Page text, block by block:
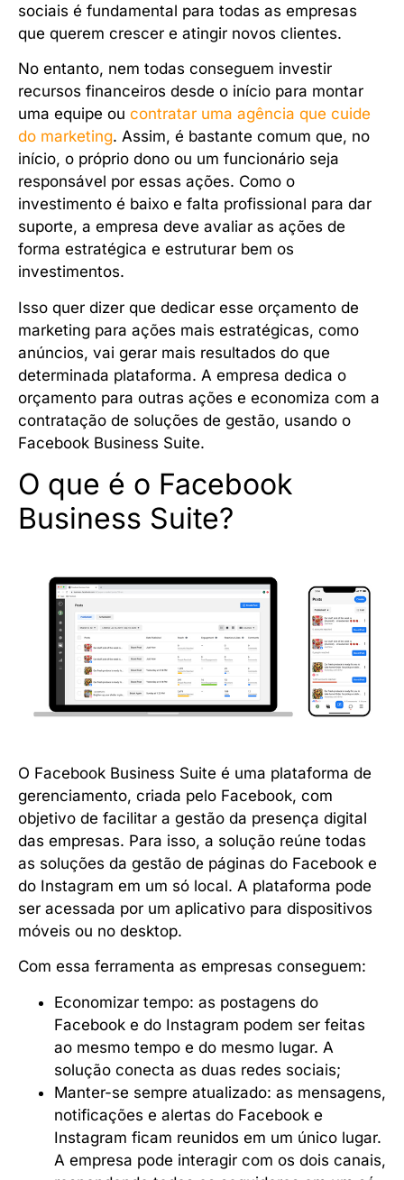
sociais é fundamental para todas as empresas
que querem crescer e atingir novos clientes.
No entanto, nem todas conseguem investir
recursos financeiros desde o início para montar
uma equipe ou contratar uma agência que cuide
do marketing. Assim, é bastante comum que, no
início, o próprio dono ou um funcionário seja
responsável por essas ações. Como o
investimento é baixo e falta profissional para dar
suporte, a empresa deve avaliar as ações de
forma estratégica e estruturar bem os
investimentos.
Isso quer dizer que dedicar esse orçamento de
marketing para ações mais estratégicas, como
anúncios, vai gerar mais resultados do que
determinada plataforma. A empresa dedica o
orçamento para outras ações e economiza com a
contratação de soluções de gestão, usando o
Facebook Business Suite.
O que é o Facebook
Business Suite?
O Facebook Business Suite é uma plataforma de
gerenciamento, criada pelo Facebook, com
objetivo de facilitar a gestão da presença digital
das empresas. Para isso, a solução reúne todas
as soluções da gestão de páginas do Facebook e
do Instagram em um só local. A plataforma pode
ser acessada por um aplicativo para dispositivos
móveis ou no desktop.
Com essa ferramenta as empresas conseguem:
Economizar tempo: as postagens do
Facebook e do Instagram podem ser feitas
ao mesmo tempo e do mesmo lugar. A
solução conecta as duas redes sociais;
Manter-se sempre atualizado: as mensagens,
notificações e alertas do Facebook e
Instagram ficam reunidos em um único lugar.
A empresa pode interagir com os dois canais,